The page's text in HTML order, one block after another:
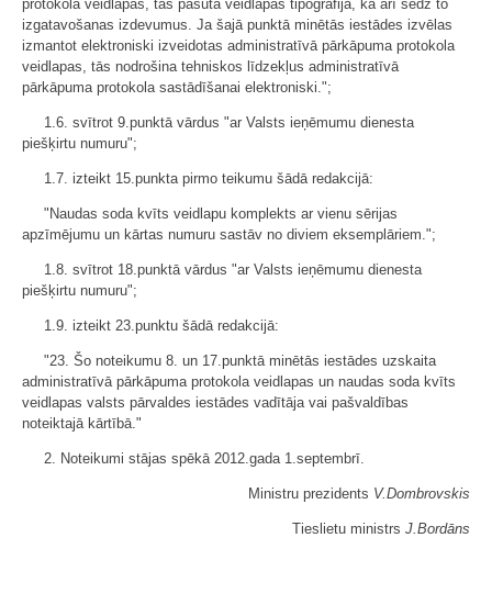
protokola veidlapas, tās pasūta veidlapas tipogrāfijā, kā arī sedz to
izgatavošanas izdevumus. Ja šajā punktā minētās iestādes izvēlas
izmantot elektroniski izveidotas administratīvā pārkāpuma protokola
veidlapas, tās nodrošina tehniskos līdzekļus administratīvā
pārkāpuma protokola sastādīšanai elektroniski.";
1.6. svītrot 9.punktā vārdus "ar Valsts ieņēmumu dienesta
piešķirtu numuru";
1.7. izteikt 15.punkta pirmo teikumu šādā redakcijā:
"Naudas soda kvīts veidlapu komplekts ar vienu sērijas
apzīmējumu un kārtas numuru sastāv no diviem eksemplāriem.";
1.8. svītrot 18.punktā vārdus "ar Valsts ieņēmumu dienesta
piešķirtu numuru";
1.9. izteikt 23.punktu šādā redakcijā:
"23. Šo noteikumu 8. un 17.punktā minētās iestādes uzskaita
administratīvā pārkāpuma protokola veidlapas un naudas soda kvīts
veidlapas valsts pārvaldes iestādes vadītāja vai pašvaldības
noteiktajā kārtībā."
2. Noteikumi stājas spēkā 2012.gada 1.septembrī.
Ministru prezidents V.Dombrovskis
Tieslietu ministrs J.Bordāns